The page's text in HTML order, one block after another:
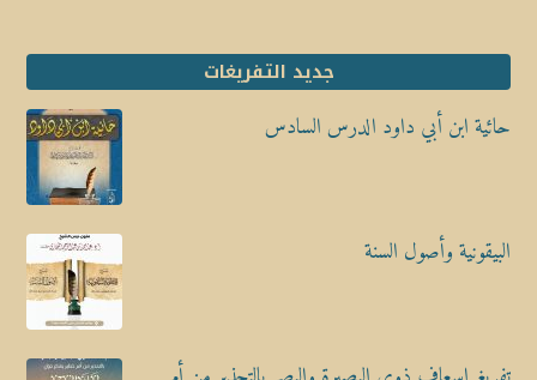
جديد التفريغات
حائية ابن أبي داود الدرس السادس
البيقونية وأصول السنة